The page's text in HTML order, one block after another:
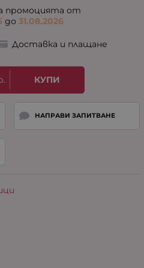
промоцията от
до 31.08.2026
Доставка и плащане
КУПИ
НАПРАВИ ЗАПИТВАНЕ